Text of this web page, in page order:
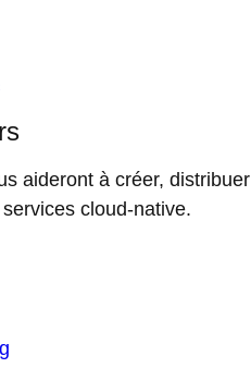
aideront à créer, distribuer
cloud-native.